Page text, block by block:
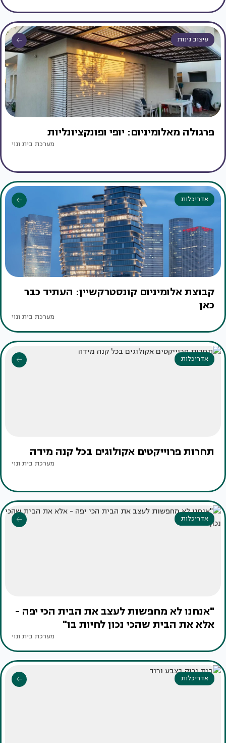
עיצוב גינות
פרגולה מאלומיניום: יופי ופונקציונליות
מערכת בית ונוי
אדריכלות
קבוצת אלומיניום קונסטרקשיין: העתיד כבר
כאן
מערכת בית ונוי
אדריכלות
תחרות פרוייקטים אקולוגים בכל קנה מידה
מערכת בית ונוי
אדריכלות
"אנחנו לא מחפשות לעצב את הבית הכי יפה -
אלא את הבית שהכי נכון לחיות בו"
מערכת בית ונוי
אדריכלות